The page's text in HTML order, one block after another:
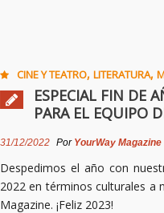
CINE Y TEATRO, LITERATURA,
ESPECIAL FIN DE
PARA EL EQUIPO
31/12/2022 Por YourWay Magazine
Despedimos el año con
2022 en términos culturales a
Magazine. ¡Feliz 2023!